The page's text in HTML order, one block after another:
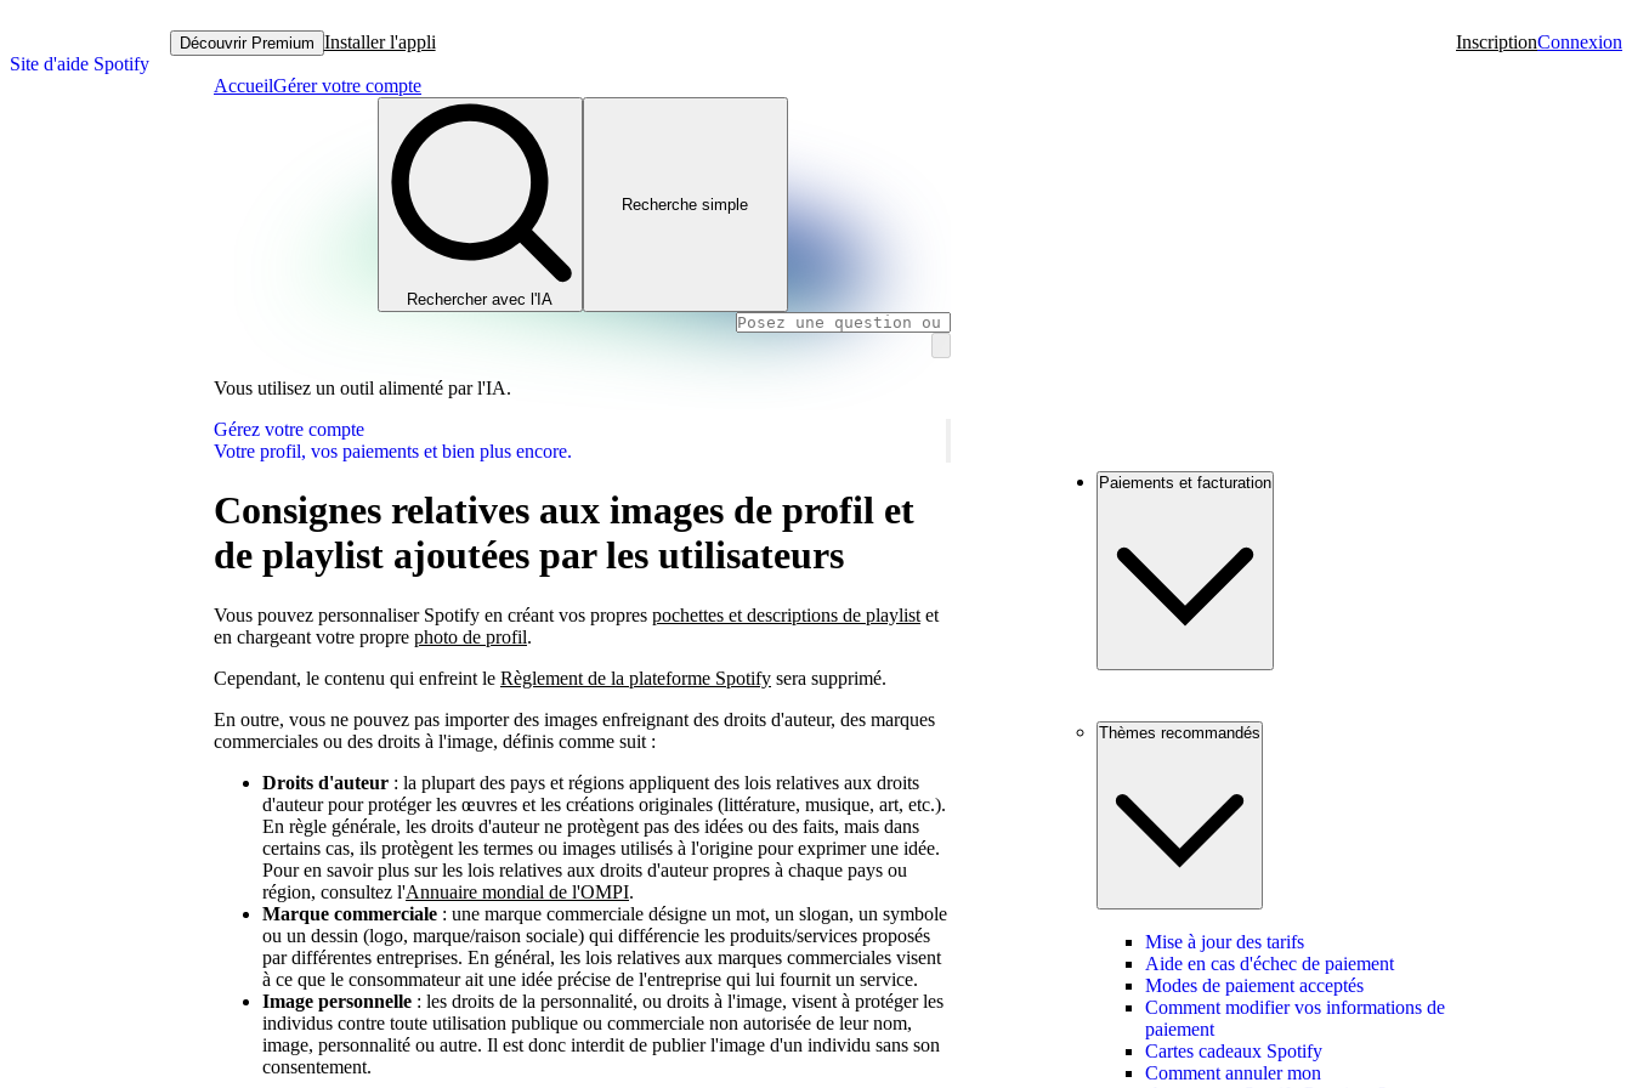
Site d'aide Spotify
Découvrir Premium Installer l'appli InscriptionConnexion
AccueilGérer votre compte
Rechercher avec l'IA
Recherche simple
Vous utilisez un outil alimenté par l'IA.
Gérez votre compte
Votre profil, vos paiements et bien plus encore.
Consignes relatives aux images de profil et
de playlist ajoutées par les utilisateurs
Vous pouvez personnaliser Spotify en créant vos propres pochettes et descriptions de playlist et
en chargeant votre propre photo de profil.
Cependant, le contenu qui enfreint le Règlement de la plateforme Spotify sera supprimé.
En outre, vous ne pouvez pas importer des images enfreignant des droits d'auteur, des marques
commerciales ou des droits à l'image, définis comme suit :
Droits d'auteur : la plupart des pays et régions appliquent des lois relatives aux droits
d'auteur pour protéger les œuvres et les créations originales (littérature, musique, art, etc.).
En règle générale, les droits d'auteur ne protègent pas des idées ou des faits, mais dans
certains cas, ils protègent les termes ou images utilisés à l'origine pour exprimer une idée.
Pour en savoir plus sur les lois relatives aux droits d'auteur propres à chaque pays ou
région, consultez l'Annuaire mondial de l'OMPI.
Marque commerciale : une marque commerciale désigne un mot, un slogan, un symbole
ou un dessin (logo, marque/raison sociale) qui différencie les produits/services proposés
par différentes entreprises. En général, les lois relatives aux marques commerciales visent
à ce que le consommateur ait une idée précise de l'entreprise qui lui fournit un service.
Image personnelle : les droits de la personnalité, ou droits à l'image, visent à protéger les
individus contre toute utilisation publique ou commerciale non autorisée de leur nom,
image, personnalité ou autre. Il est donc interdit de publier l'image d'un individu sans son
consentement.
Paiements et facturation
Thèmes recommandés
Mise à jour des tarifs
Aide en cas d'échec de paiement
Modes de paiement acceptés
Comment modifier vos informations de
paiement
Cartes cadeaux Spotify
Comment annuler mon